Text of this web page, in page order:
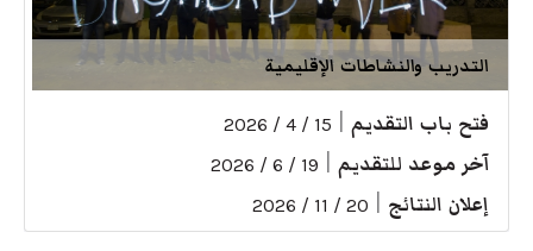
التدريب والنشاطات الإقليمية
فتح باب التقديم 15 / 4 / 2026
آخر موعد للتقديم 19 / 6 / 2026
إعلان النتائج 20 / 11 / 2026